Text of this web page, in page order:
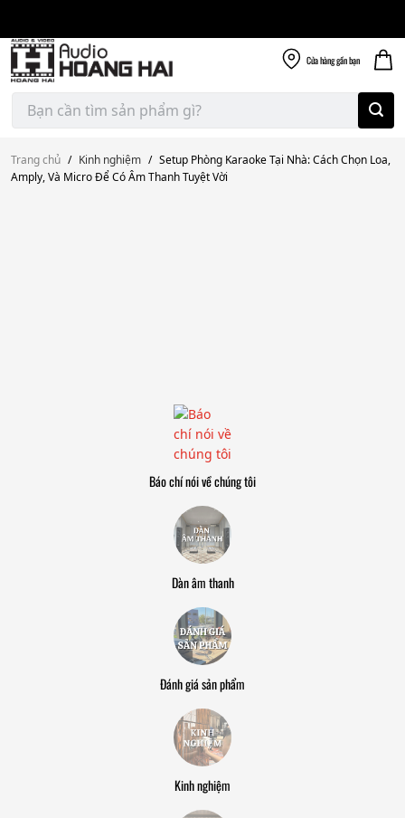
content
Cửa hànggần bạn
Tìm
kiếm:
Trang chủ / Kinh nghiệm / Setup Phòng Karaoke Tại Nhà: Cách Chọn Loa,
Amply, Và Micro Để Có Âm Thanh Tuyệt Vời
Báo chí nói về chúng tôi
Dàn âm thanh
Đánh giá sản phẩm
Kinh nghiệm